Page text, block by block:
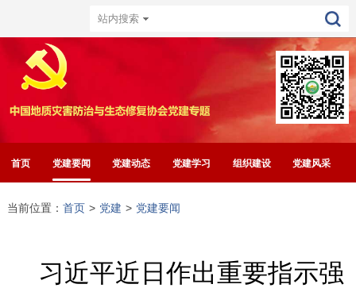
首页 党建要闻 党建动态 党建学习 组织建设 党建风采
当前位置： 首页 > 党建 > 党建要闻
习近平近日作出重要指示强